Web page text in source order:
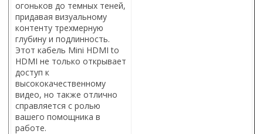
огоньков до темных теней,
придавая визуальному
контенту трехмерную
глубину и подлинность.
Этот кабель Mini HDMI to
HDMI не только открывает
доступ к
высококачественному
видео, но также отлично
справляется с ролью
вашего помощника в
работе.